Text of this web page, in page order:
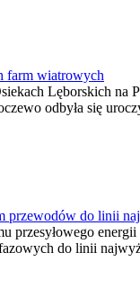
farm wiatrowych
Lęborskich
odbyła się
przewodów do linii
przesyłowego
do linii